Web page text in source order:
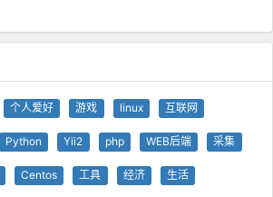
个人爱好 游戏 linux 互联网
Python Yii2 php WEB后端 采集
Centos 工具 经济 生活